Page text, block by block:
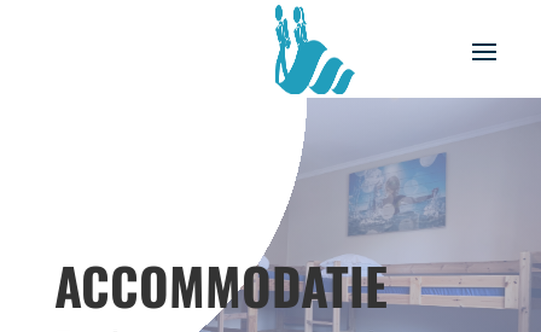
ACCOMMODATIE